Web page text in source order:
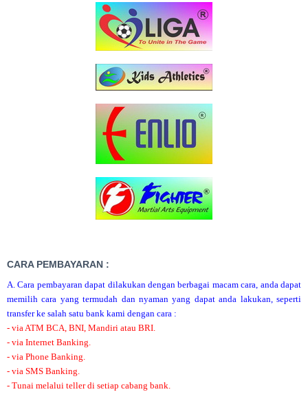
CARA PEMBAYARAN :
A. Cara pembayaran dapat dilakukan dengan berbagai macam cara, anda dapat
memilih cara yang termudah dan nyaman yang dapat anda lakukan, seperti
transfer ke salah satu bank kami dengan cara :
- via ATM BCA, BNI, Mandiri atau BRI.
- via Internet Banking.
- via Phone Banking.
- via SMS Banking.
- Tunai melalui teller di setiap cabang bank.